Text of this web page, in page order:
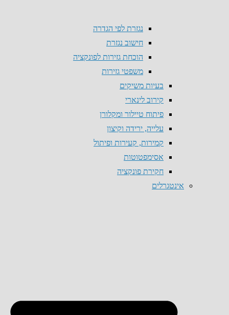
נגזרת לפי הגדרה
חישוב נגזרת
הוכחת גזירות לפונקציה
משפטי גזירות
בעיות משיקים
קירוב לינארי
פיתוח טיילור ומקלורן
עלייה, ירידה וקיצון
קמירות, קעירות ופיתול
אסימפטוטות
חקירת פונקציה
אינטגרלים